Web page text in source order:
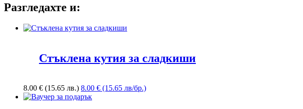
Разгледахте и:
Стъклена кутия за сладкиши
8.00 € (15.65 лв.) 8.00 € (15.65 лв/бр.)